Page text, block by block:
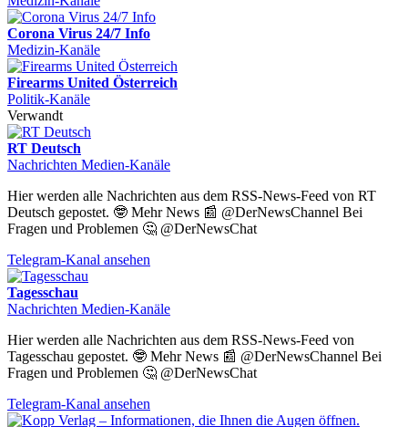
Corona Virus 24/7 Info
Medizin-Kanäle
Firearms United Österreich
Politik-Kanäle
Verwandt
RT Deutsch
Nachrichten Medien-Kanäle
Hier werden alle Nachrichten aus dem RSS-News-Feed von RT
Deutsch gepostet. 🤓 Mehr News 📰 @DerNewsChannel Bei
Fragen und Problemen 🤔 @DerNewsChat
Telegram-Kanal ansehen
Tagesschau
Nachrichten Medien-Kanäle
Hier werden alle Nachrichten aus dem RSS-News-Feed von
Tagesschau gepostet. 🤓 Mehr News 📰 @DerNewsChannel Bei
Fragen und Problemen 🤔 @DerNewsChat
Telegram-Kanal ansehen